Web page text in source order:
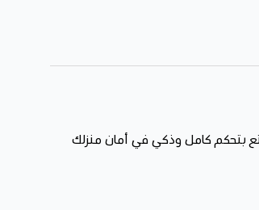
الأناقة، والموثوقية.
بتحكم كامل وذكي في أمان منزلك